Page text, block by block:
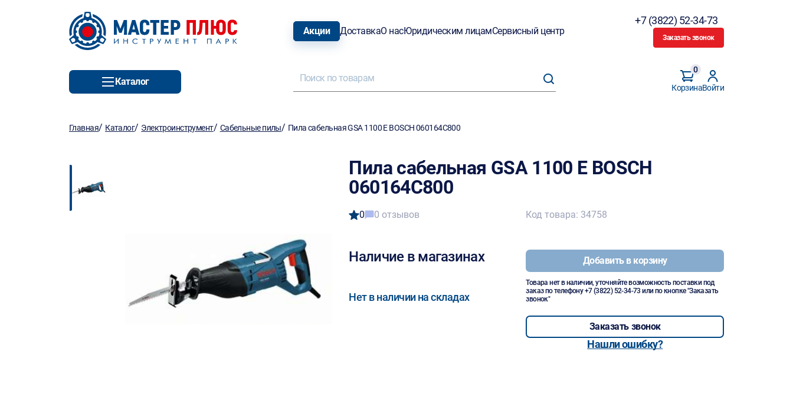
Акции ДоставкаО насЮридическим лицамСервисный центр
+7 (3822) 52-34-73
Заказать звонок
Каталог
Корзина
0
Войти
Главная/ Каталог/ Электроинструмент/ Сабельные пилы/ Пила сабельная GSA 1100 E BOSCH 060164C800
Пила сабельная GSA 1100 E BOSCH
060164C800
0 0 отзывов
Наличие в магазинах
Нет в наличии на складах
Код товара: 34758
Добавить в корзину
Товара нет в наличии, уточняйте возможность поставки под
заказ по телефону+7 (3822) 52-34-73 или по кнопке "Заказать
звонок"
Заказать звонок
Нашли ошибку?